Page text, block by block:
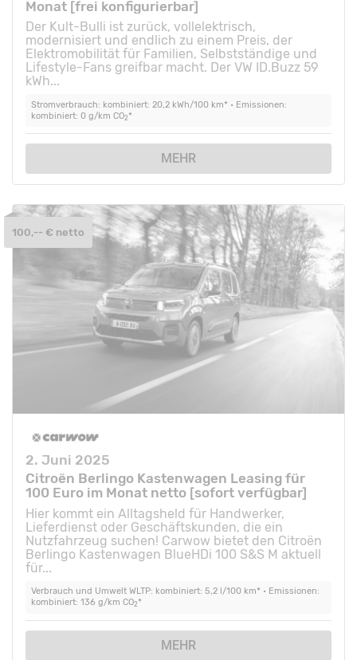
Monat [frei konfigurierbar]
Der Kult-Bulli ist zurück, vollelektrisch,
modernisiert und endlich zu einem Preis, der
Elektromobilität für Familien, Selbstständige und
Lifestyle-Fans greifbar macht. Der VW ID.Buzz 59
kWh...
Stromverbrauch: kombiniert: 20,2 kWh/100 km* • Emissionen:
kombiniert: 0 g/km CO2*
MEHR
2. Juni 2025
Citroën Berlingo Kastenwagen Leasing für
100 Euro im Monat netto [sofort verfügbar]
Hier kommt ein Alltagsheld für Handwerker,
Lieferdienst oder Geschäftskunden, die ein
Nutzfahrzeug suchen! Carwow bietet den Citroën
Berlingo Kastenwagen BlueHDi 100 S&S M aktuell
für...
Verbrauch und Umwelt WLTP: kombiniert: 5,2 l/100 km* • Emissionen:
kombiniert: 136 g/km CO2*
MEHR
100,-- € netto